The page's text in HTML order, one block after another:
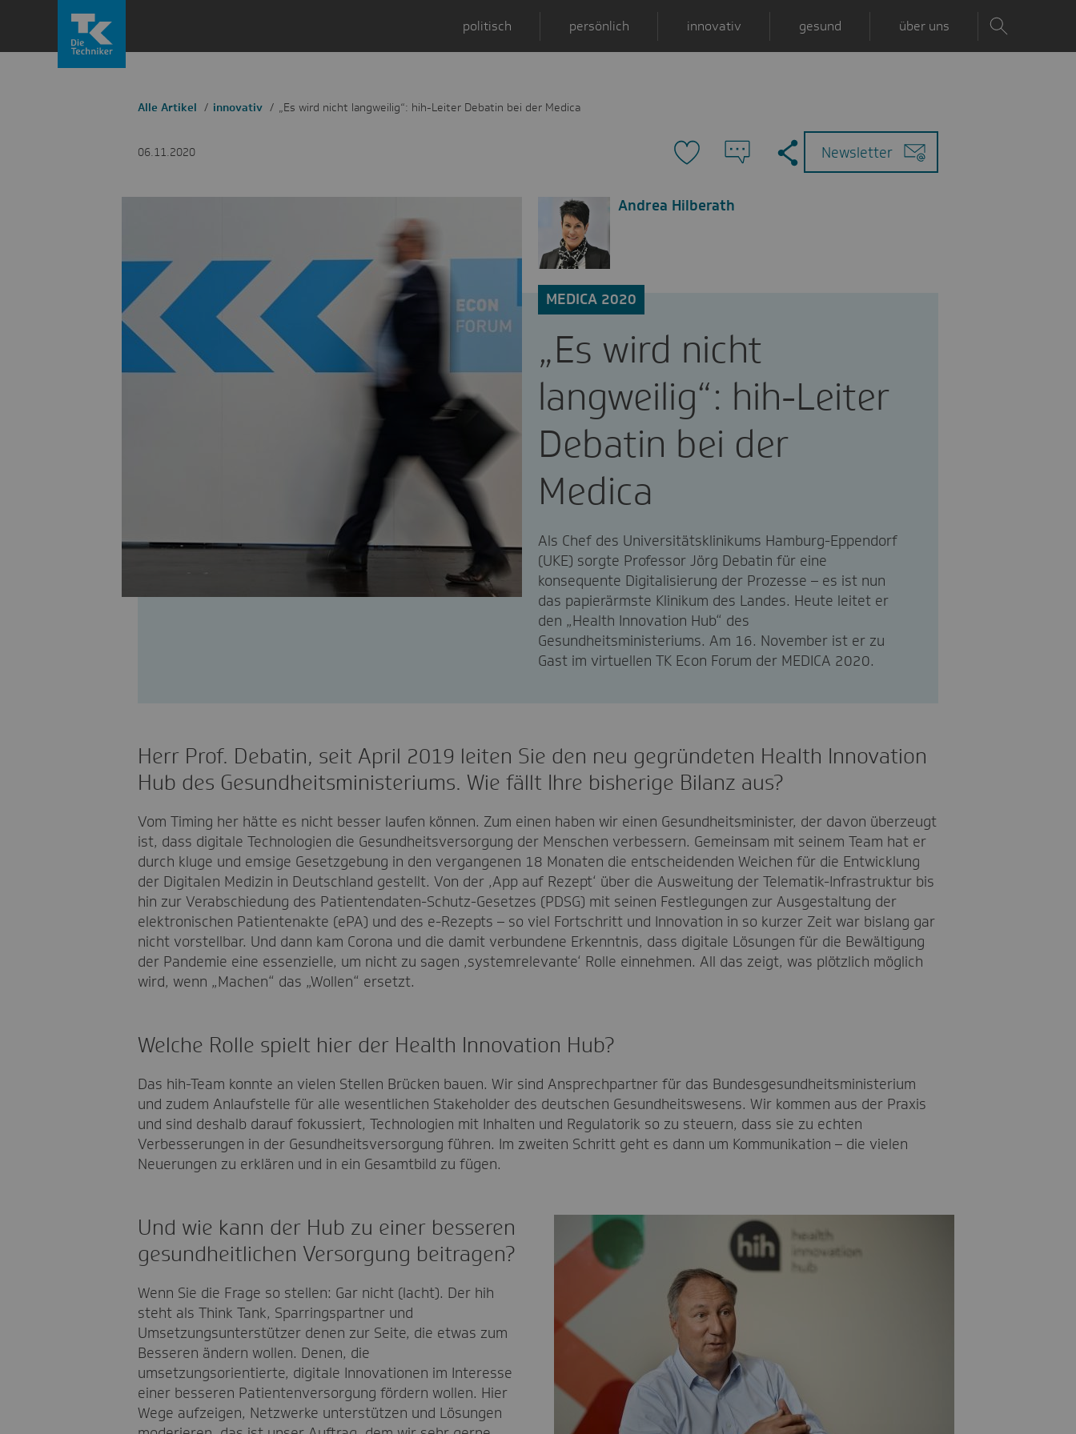
politisch persönlich innovativ gesund über uns
Alle Artikel innovativ „Es wird nicht langweilig“: hih-Leiter Debatin bei der Medica
06.11.2020
Zu
den
Kommentaren
MailNewsletter
Andrea Hilberath
MEDICA 2020
„Es wird nicht
langweilig“: hih-Leiter
Debatin bei der
Medica
Als Chef des Universitätsklinikums Hamburg-Eppendorf
(UKE) sorgte Professor Jörg Debatin für eine
konsequente Digitalisierung der Prozesse – es ist nun
das papierärmste Klinikum des Landes. Heute leitet er
den „Health Innovation Hub“ des
Gesundheitsministeriums. Am 16. November ist er zu
Gast im virtuellen TK Econ Forum der MEDICA 2020.
Herr Prof. Debatin, seit April 2019 leiten Sie den neu gegründeten Health Innovation
Hub des Gesundheitsministeriums. Wie fällt Ihre bisherige Bilanz aus?
Vom Timing her hätte es nicht besser laufen können. Zum einen haben wir einen Gesundheitsminister, der davon überzeugt
ist, dass digitale Technologien die Gesundheitsversorgung der Menschen verbessern. Gemeinsam mit seinem Team hat er
durch kluge und emsige Gesetzgebung in den vergangenen 18 Monaten die entscheidenden Weichen für die Entwicklung
der Digitalen Medizin in Deutschland gestellt. Von der ‚App auf Rezept‘ über die Ausweitung der Telematik-Infrastruktur bis
hin zur Verabschiedung des Patientendaten-Schutz-Gesetzes (PDSG) mit seinen Festlegungen zur Ausgestaltung der
elektronischen Patientenakte (ePA) und des e-Rezepts – so viel Fortschritt und Innovation in so kurzer Zeit war bislang gar
nicht vorstellbar. Und dann kam Corona und die damit verbundene Erkenntnis, dass digitale Lösungen für die Bewältigung
der Pandemie eine essenzielle, um nicht zu sagen ‚systemrelevante‘ Rolle einnehmen. All das zeigt, was plötzlich möglich
wird, wenn „Machen“ das „Wollen“ ersetzt.
Welche Rolle spielt hier der Health Innovation Hub?
Das hih-Team konnte an vielen Stellen Brücken bauen. Wir sind Ansprechpartner für das Bundesgesundheitsministerium
und zudem Anlaufstelle für alle wesentlichen Stakeholder des deutschen Gesundheitswesens. Wir kommen aus der Praxis
und sind deshalb darauf fokussiert, Technologien mit Inhalten und Regulatorik so zu steuern, dass sie zu echten
Verbesserungen in der Gesundheitsversorgung führen. Im zweiten Schritt geht es dann um Kommunikation – die vielen
Neuerungen zu erklären und in ein Gesamtbild zu fügen.
Und wie kann der Hub zu einer besseren
gesundheitlichen Versorgung beitragen?
Wenn Sie die Frage so stellen: Gar nicht (lacht). Der hih
steht als Think Tank, Sparringspartner und
Umsetzungsunterstützer denen zur Seite, die etwas zum
Besseren ändern wollen. Denen, die
umsetzungsorientierte, digitale Innovationen im Interesse
einer besseren Patientenversorgung fördern wollen. Hier
Wege aufzeigen, Netzwerke unterstützen und Lösungen